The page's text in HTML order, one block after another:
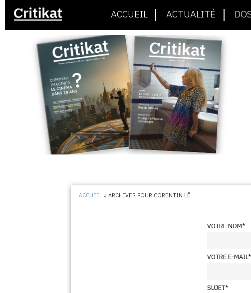
ACCUEIL ACTUALITÉ
ACCUEIL »ARCHIVES POUR CORENTIN LÊ
VOTRE NOM*
VOTRE E-MAIL*
SUJET*